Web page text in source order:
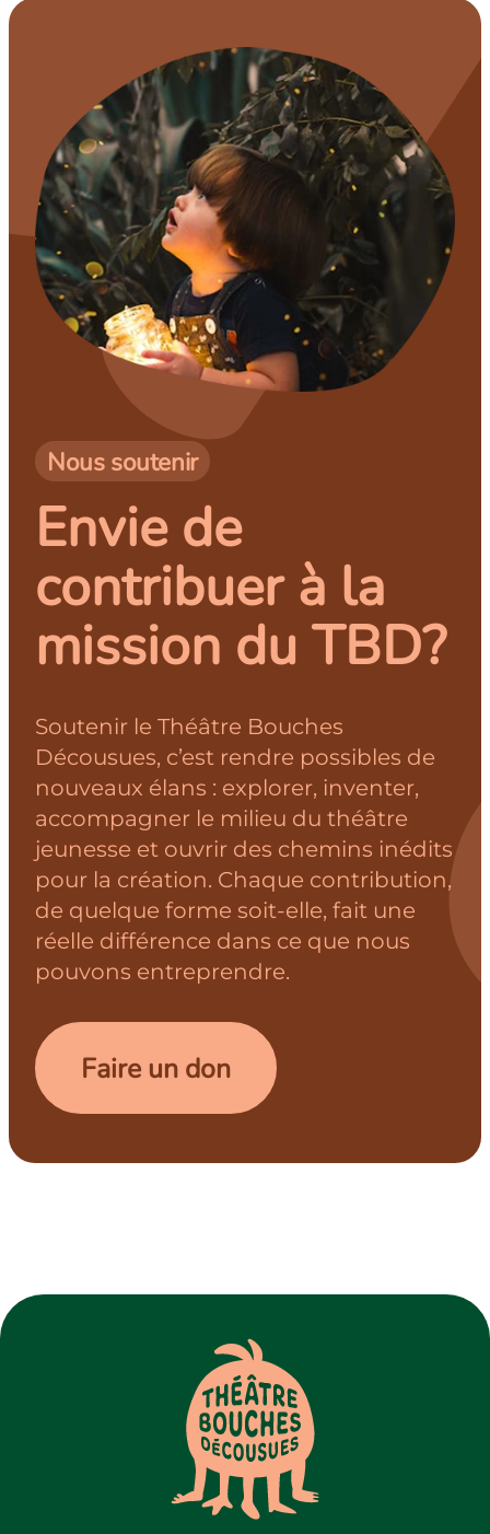
Nous soutenir
Envie de
contribuer à la
mission du TBD?
Soutenir le Théâtre Bouches
Décousues, c’est rendre possibles de
nouveaux élans : explorer, inventer,
accompagner le milieu du théâtre
jeunesse et ouvrir des chemins inédits
pour la création. Chaque contribution,
de quelque forme soit-elle, fait une
réelle différence dans ce que nous
pouvons entreprendre.
Faire un don